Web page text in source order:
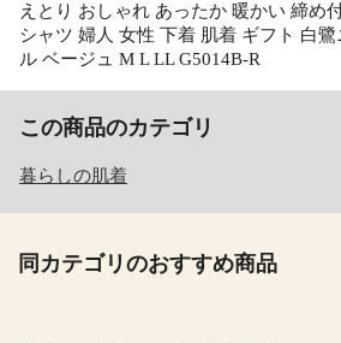
えとり おしゃれ あったか 暖かい 締め
シャツ 婦人 女性 下着 肌着 ギフト 白
ル ベージュ M L LL G5014B-R
この商品のカテゴリ
暮らしの肌着
同カテゴリのおすすめ商品